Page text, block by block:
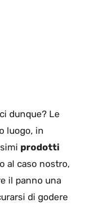
dunque? Le
luogo, in
prodotti
al caso nostro,
il panno una
di godere